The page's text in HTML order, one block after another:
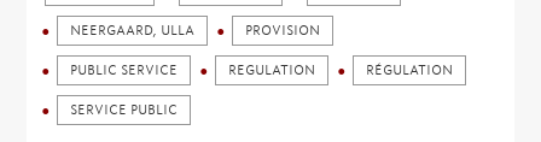
NEERGAARD, ULLA PROVISION
PUBLIC SERVICE REGULATION RÉGULATION
SERVICE PUBLIC